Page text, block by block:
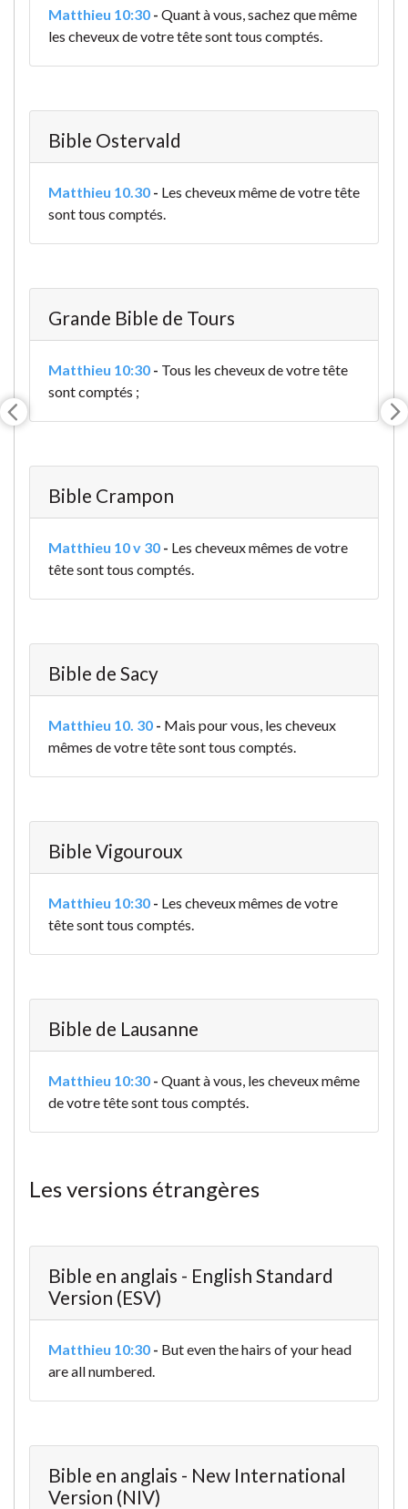
Matthieu 10:30 - Quant à vous, sachez que même
les cheveux de votre tête sont tous comptés.
Bible Ostervald
Matthieu 10.30 - Les cheveux même de votre tête
sont tous comptés.
Grande Bible de Tours
Matthieu 10:30 - Tous les cheveux de votre tête
sont comptés ;
Bible Crampon
Matthieu 10 v 30 - Les cheveux mêmes de votre
tête sont tous comptés.
Bible de Sacy
Matthieu 10. 30 - Mais pour vous, les cheveux
mêmes de votre tête sont tous comptés.
Bible Vigouroux
Matthieu 10:30 - Les cheveux mêmes de votre
tête sont tous comptés.
Bible de Lausanne
Matthieu 10:30 - Quant à vous, les cheveux même
de votre tête sont tous comptés.
Les versions étrangères
Bible en anglais - English Standard
Version (ESV)
Matthieu 10:30 - But even the hairs of your head
are all numbered.
Bible en anglais - New International
Version (NIV)